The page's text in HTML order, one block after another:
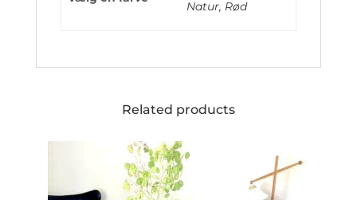
Natur, Rød
Related products